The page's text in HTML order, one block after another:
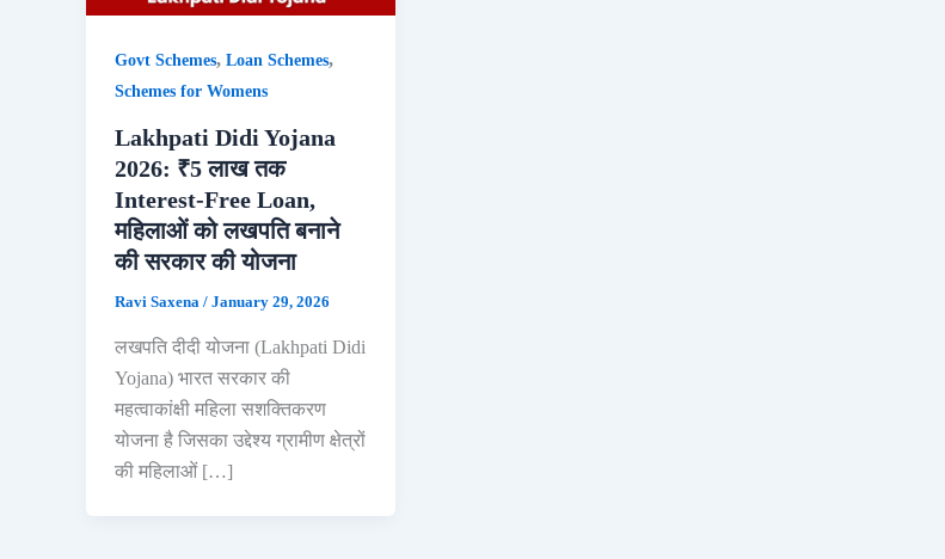
Govt Schemes, Loan Schemes,
Schemes for Womens
Lakhpati Didi Yojana
2026: ₹5 लाख तक
Interest-Free Loan,
महिलाओं को लखपति बनाने
की सरकार की योजना
Ravi Saxena / January 29, 2026
लखपति दीदी योजना (Lakhpati Didi
Yojana) भारत सरकार की
महत्वाकांक्षी महिला सशक्तिकरण
योजना है जिसका उद्देश्य ग्रामीण क्षेत्रों
की महिलाओं […]